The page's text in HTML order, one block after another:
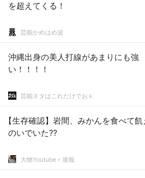
を超えてくる！
芸能かめはめ波
沖縄出身の美人打線があまりにも強
い！！！！
芸能ネタはこれだけでおｋ
【生存確認】岩間、みかんを食べて飢
のいでいた??
大物Youtubeｒ速報